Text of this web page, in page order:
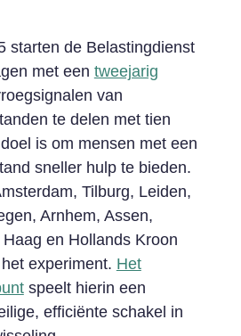
starten de Belastingdienst
met een tweejarig
van
te delen met tien
is om mensen met een
sneller hulp te bieden.
Tilburg, Leiden,
Arnhem, Assen,
en Hollands Kroon
experiment. Het
speelt hierin een
efficiënte schakel in